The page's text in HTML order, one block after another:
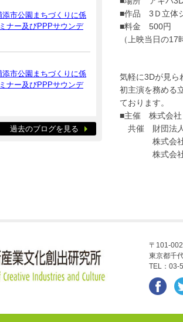
■作品 3Ｄ立体
■料金 500円
（上映当日の
気軽に3Dが見ら
初主演を務める
ております。
■主催 株式会社
共催 財団法人
株式会社 ビ
株式会社
添市公園まちづくりに係
ナー及びPPPサウンデ
添市公園まちづくりに係
ナー及びPPPサウンデ
過去のブログを見る
〒101-
東京都千
TEL：